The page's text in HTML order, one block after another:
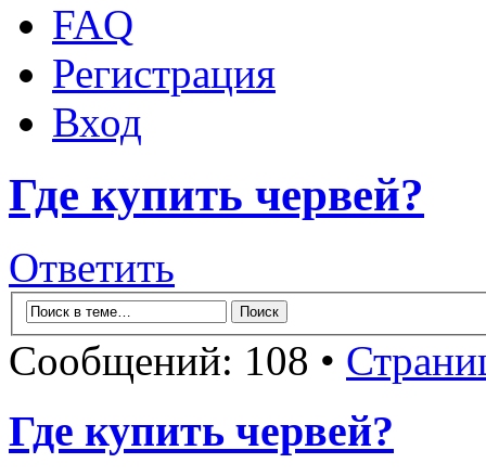
FAQ
Регистрация
Вход
Где купить червей?
Ответить
Сообщений: 108 •
Где купить червей?